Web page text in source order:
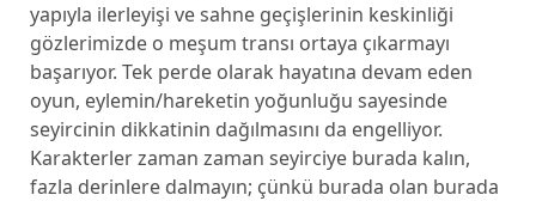
yapıyla ilerleyişi ve sahne geçişlerinin keskinliği
gözlerimizde o meşum transı ortaya çıkarmayı
başarıyor. Tek perde olarak hayatına devam eden
oyun, eylemin/hareketin yoğunluğu sayesinde
seyircinin dikkatinin dağılmasını da engelliyor.
Karakterler zaman zaman seyirciye burada kalın,
fazla derinlere dalmayın; çünkü burada olan burada